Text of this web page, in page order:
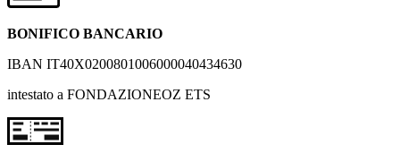
BONIFICO BANCARIO
IBAN IT40X0200801006000040434630
intestato a FONDAZIONEOZ ETS